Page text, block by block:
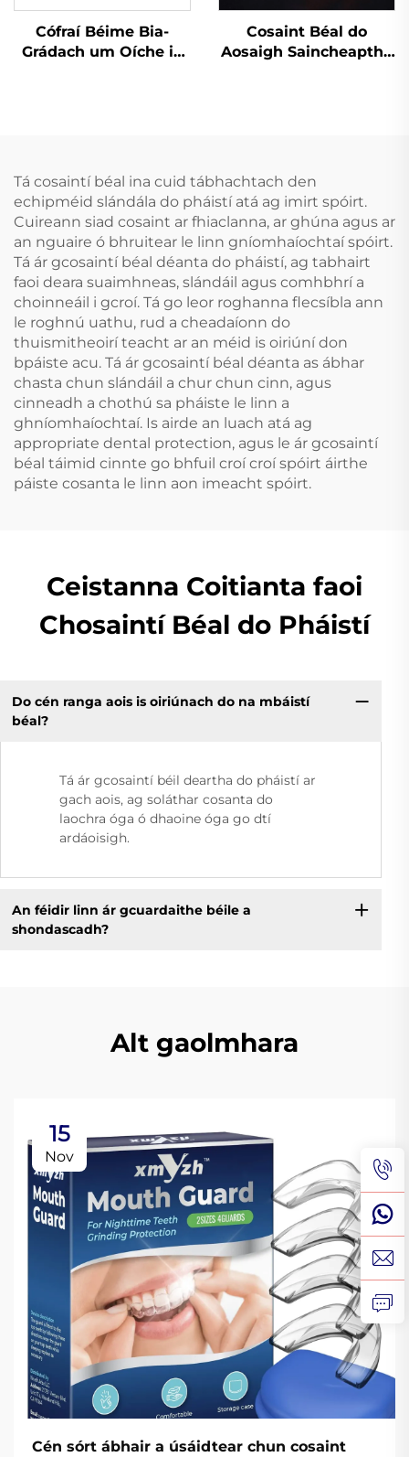
Cófraí Béime Bia-
Grádach um Oíche in
aghaidh an Chnamha
Cosaint Béal do
Aosaigh Saincheaptha
Shilicona, Díol Orthu i
Mbach
Tá cosaintí béal ina cuid tábhachtach den
echipméid slándála do pháistí atá ag imirt spóirt.
Cuireann siad cosaint ar fhiaclanna, ar ghúna agus ar
an nguaire ó bhruitear le linn gníomhaíochtaí spóirt.
Tá ár gcosaintí béal déanta do pháistí, ag tabhairt
faoi deara suaimhneas, slándáil agus comhbhrí a
choinneáil i gcroí. Tá go leor roghanna flecsíbla ann
le roghnú uathu, rud a cheadaíonn do
thuismitheoirí teacht ar an méid is oiriúní don
bpáiste acu. Tá ár gcosaintí béal déanta as ábhar
chasta chun slándáil a chur chun cinn, agus
cinneadh a chothú sa pháiste le linn a
ghníomhaíochtaí. Is airde an luach atá ag
appropriate dental protection, agus le ár gcosaintí
béal táimid cinnte go bhfuil croí croí spóirt áirthe
páiste cosanta le linn aon imeacht spóirt.
Ceistanna Coitianta faoi
Chosaintí Béal do Pháistí
Do cén ranga aois is oiriúnach do na mbáistí
béal?
Tá ár gcosaintí béil deartha do pháistí ar
gach aois, ag soláthar cosanta do
laochra óga ó dhaoine óga go dtí
ardáoisigh.
An féidir linn ár gcuardaithe béile a
shondascadh?
Alt gaolmhara
15
Nov
Cén sórt ábhair a úsáidtear chun cosaint